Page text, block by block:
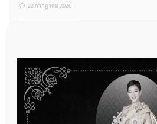
22 กรกฎาคม 2026
ผู้ประกอบการผลิต และ นักวิจัย ที่ต้องการ
ต้องทำอย่างไรบ้าง
22 กรกฎาคม 2026